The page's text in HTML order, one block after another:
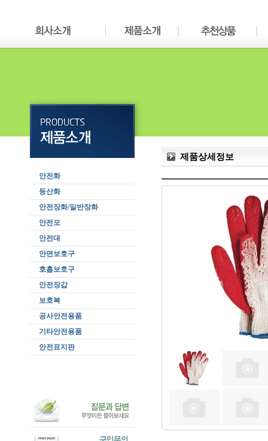
안전화
등산화
안전장화/일반장화
안전모
안전대
안면보호구
호흡보호구
안전장갑
보호복
공사안전용품
기타안전용품
안전표지판
제품상세정보